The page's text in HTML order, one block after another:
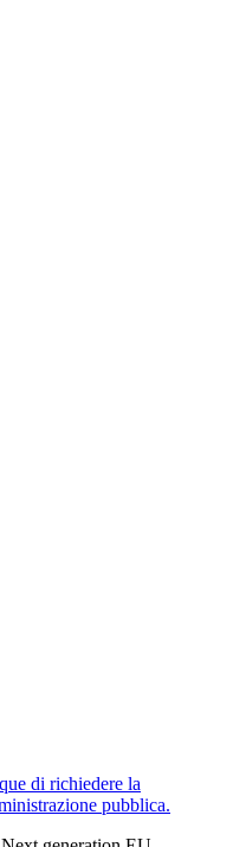
di richiedere la
pubblica.